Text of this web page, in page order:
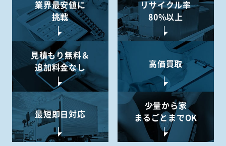
業界最安値に
挑戦
リサイクル率
80%以上
見積もり無料＆
追加料金なし
高価買取
最短即日対応
少量から家
まるごとまでOK